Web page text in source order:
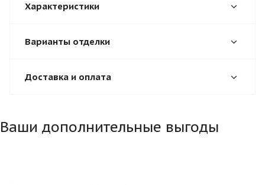
Характеристики
Варианты отделки
Доставка и оплата
Ваши дополнительные выгоды